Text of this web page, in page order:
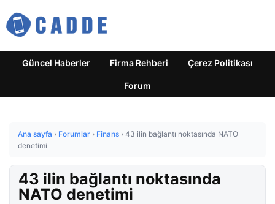
Güncel Haberler Firma Rehberi Çerez Politikası
Forum
Ana sayfa › Forumlar › Finans › 43 ilin bağlantı noktasında NATO
denetimi
43 ilin bağlantı noktasında
NATO denetimi